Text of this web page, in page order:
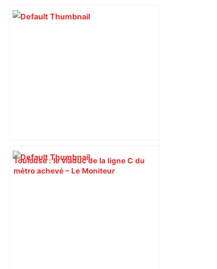
Toulouse : le viaduc de la ligne C du
métro achevé – Le Moniteur